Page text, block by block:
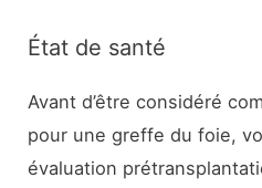
État de santé
Avant d’être considéré
pour une greffe du foie,
évaluation